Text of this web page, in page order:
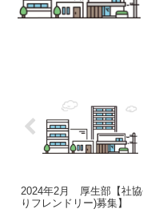
2024年2月 厚生部【社協
りフレンドリー)募集】